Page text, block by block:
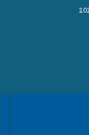
Spełniamy standardy WCAG 2.2
Spełniamy standardy W3C